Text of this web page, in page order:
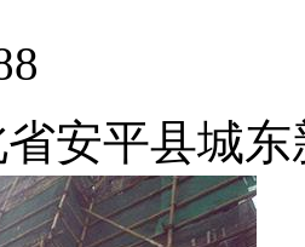
安平县城